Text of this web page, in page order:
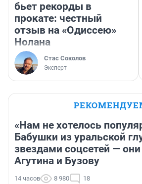
бьет рекорды в
прокате: честный
отзыв на «Одиссею»
Нолана
Стас Соколов
Эксперт
«Нам не хотелось
Бабушки из уральской
звездами соцсетей —
Агутина и Бузову
14 часов 8 980 18